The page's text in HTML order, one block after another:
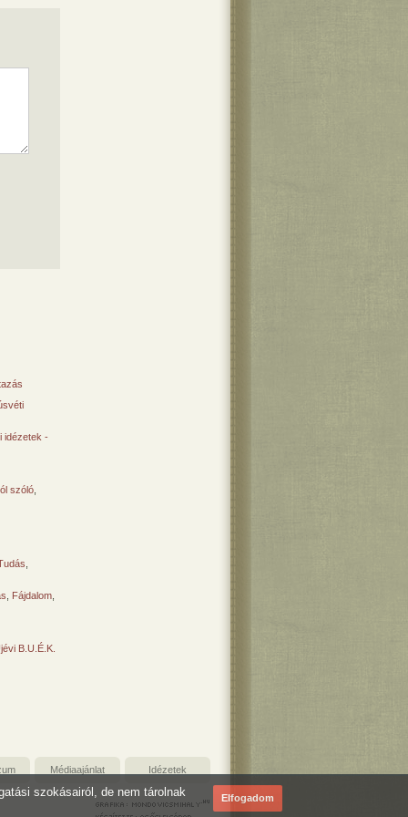
idézetek -
szóló
Fájdalom
B.U.É.K.
Médiaajánlat Idézetek
szokásairól, de nem tárolnak Elfogadom